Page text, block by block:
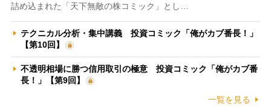
詰め込まれた「天下無敵の株コミック」とし…
テクニカル分析・集中講義 投資コミック「俺がカブ番長！」
【第10回】
不透明相場に勝つ信用取引の極意 投資コミック「俺がカブ番
長！」【第9回】
一覧を見る